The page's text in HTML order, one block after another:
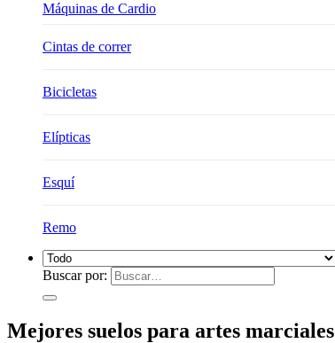
Máquinas de Cardio
Cintas de correr
Bicicletas
Elípticas
Esquí
Remo
Buscar por:
Mejores suelos para artes marciales